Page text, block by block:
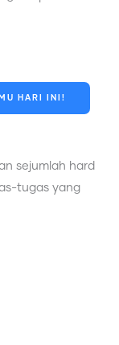
HARI INI!
sejumlah hard
tugas yang